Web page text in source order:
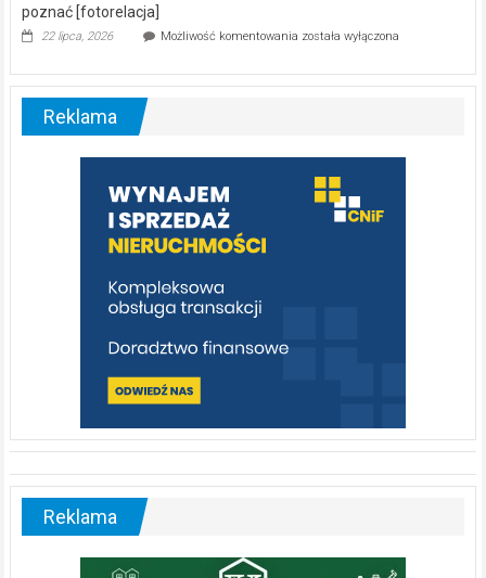
poznać [fotorelacja]
22 lipca, 2026 Możliwość komentowania Ekologiczne
–
warto
poznać
[fotorelacja]
została wyłączona
Reklama
Reklama